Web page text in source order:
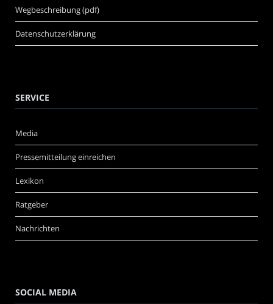
Wegbeschreibung (pdf)
Datenschutzerklärung
SERVICE
Media
Pressemitteilung einreichen
Lexikon
Ratgeber
Nachrichten
SOCIAL MEDIA